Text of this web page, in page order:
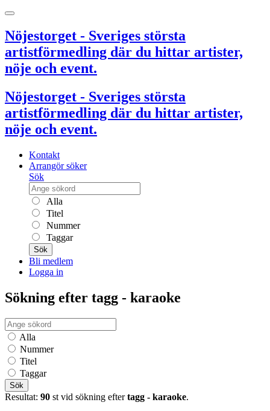
Nöjestorget - Sveriges största
artistförmedling där du hittar artister,
nöje och event.
Nöjestorget - Sveriges största
artistförmedling där du hittar artister,
nöje och event.
Kontakt
Arrangör söker
Sök
Alla
Titel
Nummer
Taggar
Sök
Bli medlem
Logga in
Sökning efter tagg - karaoke
Alla
Nummer
Titel
Taggar
Sök
Resultat: 90 st vid sökning eftertagg - karaoke.